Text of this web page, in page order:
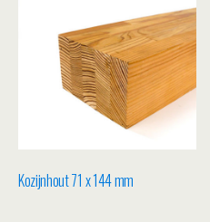
Kozijnhout 71 x 144 mm